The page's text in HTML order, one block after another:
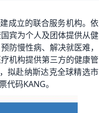
成立的联合服务机构。依
宾为个人及团体提供从健
防慢性病、解决就医难，
机构提供第三方的健康管
拟赴纳斯达克全球精选市
码KANG。